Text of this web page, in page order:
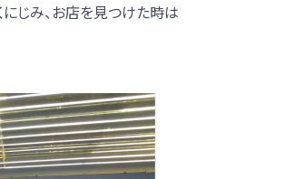
にじみ、お店を見つけた時は